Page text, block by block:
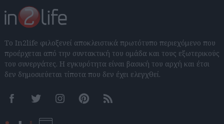
Το In2life φιλοξενεί αποκλειστικά πρωτότυπο περιεχόμενο που
προέρχεται από την συντακτική του ομάδα και τους εξωτερικούς
του συνεργάτες. Η εγκυρότητα είναι βασική του αρχή και έτσι
δεν δημοσιεύεται τίποτα που δεν έχει ελεγχθεί.
FacebookTwitter InstagramPinterestRSS feeds